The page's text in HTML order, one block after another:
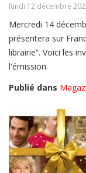
lundi 12 décembre
Mercredi 14
présentera sur
librairie”. Voici les
l'émission.
Publié dans